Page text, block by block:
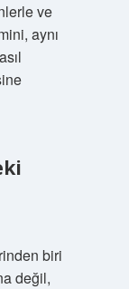
ve
aynı
biri
değil,